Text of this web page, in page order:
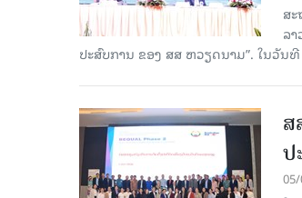
ສ
ລ
ປະສົບການ ຂອງ ສສ ຫວຽດນາມ”. ໃນວັນ
ສ
ປ